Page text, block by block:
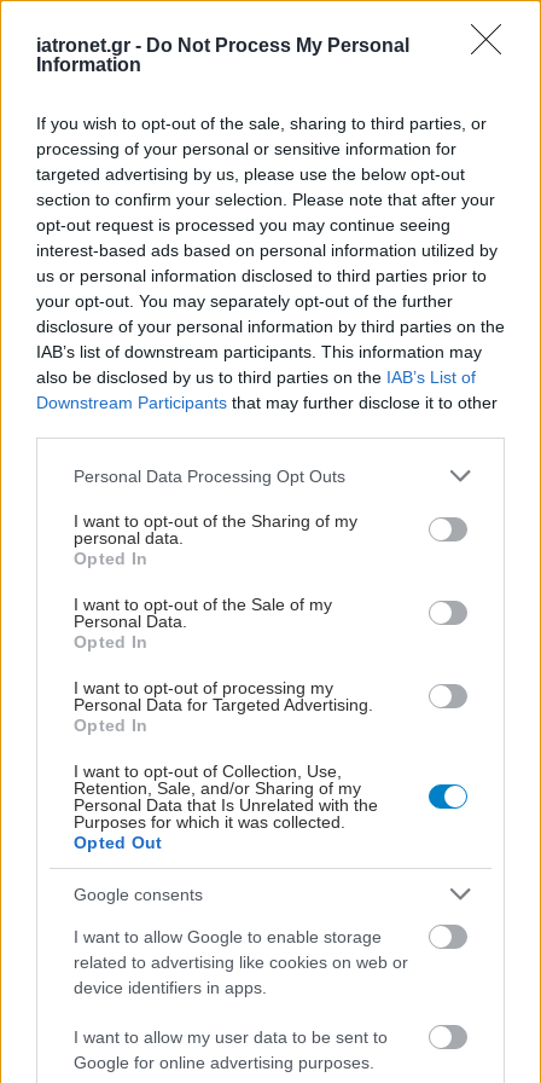
iatronet.gr - Do Not Process My Personal
Information
If you wish to opt-out of the sale, sharing to third parties, or
processing of your personal or sensitive information for
targeted advertising by us, please use the below opt-out
section to confirm your selection. Please note that after your
opt-out request is processed you may continue seeing
interest-based ads based on personal information utilized by
us or personal information disclosed to third parties prior to
your opt-out. You may separately opt-out of the further
disclosure of your personal information by third parties on the
IAB’s list of downstream participants. This information may
also be disclosed by us to third parties on the IAB’s List of
Downstream Participants that may further disclose it to other
Please note that this website/app uses one or more Google
not limited to your visit or usage behaviour. You may click to
grant or deny consent to Google and its third-party tags to
use your data for below specified purposes in below Google
consent section.
Personal Data Processing Opt Outs
I want to opt-out of the Sharing of my
personal data.
Opted In
I want to opt-out of the Sale of my
Personal Data.
Opted In
I want to opt-out of processing my
Personal Data for Targeted Advertising.
Opted In
I want to opt-out of Collection, Use,
Retention, Sale, and/or Sharing of my
Personal Data that Is Unrelated with the
Purposes for which it was collected.
Opted Out
Google consents
I want to allow Google to enable storage
related to advertising like cookies on web or
device identifiers in apps.
I want to allow my user data to be sent to
Google for online advertising purposes.
Διευθέτηση των αποζημιώσεων των
Διαταραχή μετατραυματικού στρες: Ουσία της
ιατρικής κάνναβης μειώνει τους εφιάλτες
Δήμος Κασσάνδρας: Αίρεται η απαγόρευση για τη
χρήση του νερού στη Σίβηρη
Κορωνοϊός (COVID-19)
Προσθέστε το iatronet.gr στο Discover
shares
ΔΙΑΒΑΣΤΕ ΑΚΟΜΑ
ΕΟΔΥ: CoViD, γρίπη και
χαμηλά επίπεδα
Φάουτσι: Θα μπορούσε
ποινικές κατηγορίες
λόγω άρνησης να
Τα αντισυλληπτικά δεν